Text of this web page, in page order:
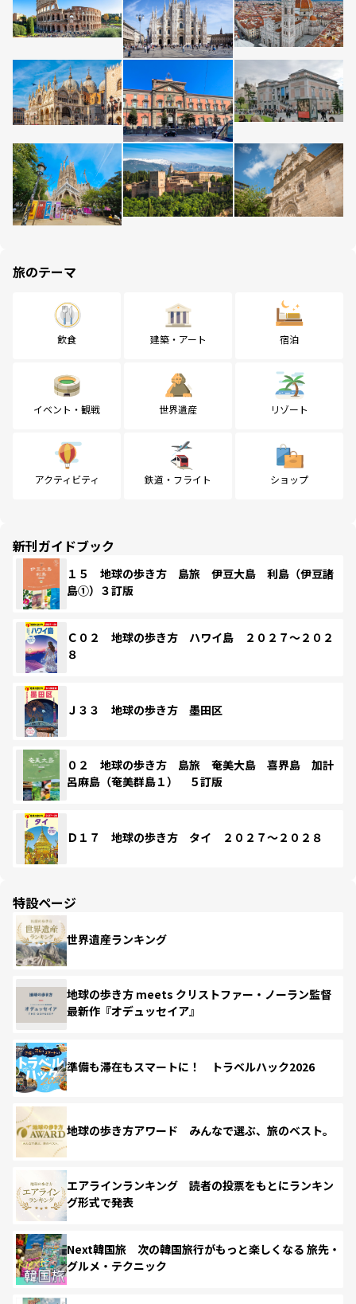
旅のテーマ
飲食 建築・アート 宿泊
イベント・観戦 世界遺産 リゾート
アクティビティ 鉄道・フライト ショップ
新刊ガイドブック
１５ 地球の歩き方 島旅 伊豆大島 利島（伊豆諸
島①）３訂版
Ｃ０２ 地球の歩き方 ハワイ島 ２０２７～２０２
８
Ｊ３３ 地球の歩き方 墨田区
０２ 地球の歩き方 島旅 奄美大島 喜界島 加計
呂麻島（奄美群島１） ５訂版
Ｄ１７ 地球の歩き方 タイ ２０２７～２０２８
特設ページ
世界遺産ランキング
地球の歩き方 meets クリストファー・ノーラン監督
最新作『オデュッセイア』
準備も滞在もスマートに！ トラベルハック2026
地球の歩き方アワード みんなで選ぶ、旅のベスト。
エアラインランキング 読者の投票をもとにランキン
グ形式で発表
Next韓国旅 次の韓国旅行がもっと楽しくなる 旅先・
グルメ・テクニック